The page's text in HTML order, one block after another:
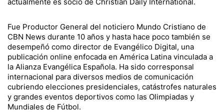
Fue Productor General del noticiero Mundo Cristiano de
CBN News durante 10 años y hasta hace poco también se
desempeñó como director de Evangélico Digital, una
publicación online enfocada en América Latina vinculada a
la Alianza Evangélica Española. Ha sido corresponsal
internacional para diversos medios de comunicación
cubriendo elecciones presidenciales, catástrofes naturales
y grandes eventos deportivos como las Olimpiadas y
Mundiales de Fútbol.